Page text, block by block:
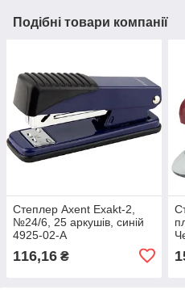
Подібні товари компанії
Степлер Axent Exakt-2,
№24/6, 25 аркушів, синій
4925-02-A
116,16 ₴